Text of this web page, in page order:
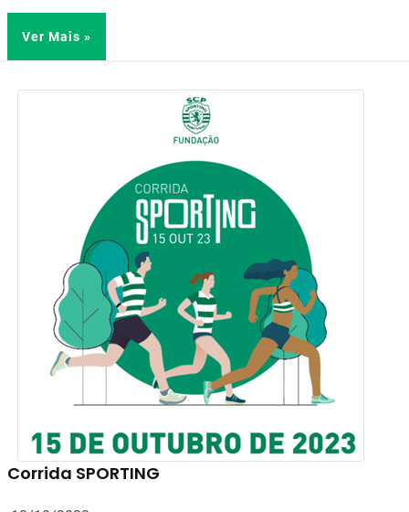
Ver Mais »
Corrida SPORTING